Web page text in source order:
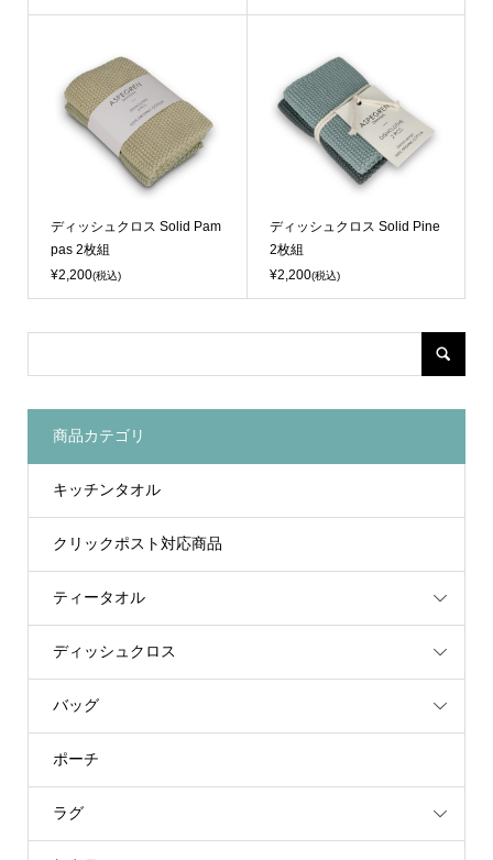
ディッシュクロス Solid Pam
pas 2枚組
¥2,200(税込)
ディッシュクロス Solid Pine
2枚組
¥2,200(税込)
商品カテゴリ
キッチンタオル
クリックポスト対応商品
ティータオル
ディッシュクロス
バッグ
ポーチ
ラグ